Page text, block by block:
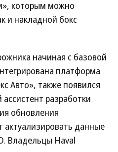
которым можно
и накладной бокс
начиная с базовой
платформа
Авто», также появился
разработки
обновления
актуализировать данные
Владельцы Haval